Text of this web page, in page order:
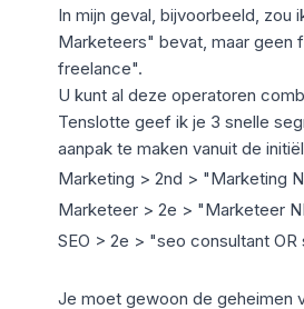
In mijn geval, bijvoorbeeld,
Marketeers" bevat, maar geen
freelance".
U kunt al deze operatoren
Tenslotte geef ik je 3 snelle
aanpak te maken vanuit de
Marketing > 2nd > "Marketing
Marketeer > 2e > "Marketeer
SEO > 2e > "seo consultant
Je moet gewoon de geheimen